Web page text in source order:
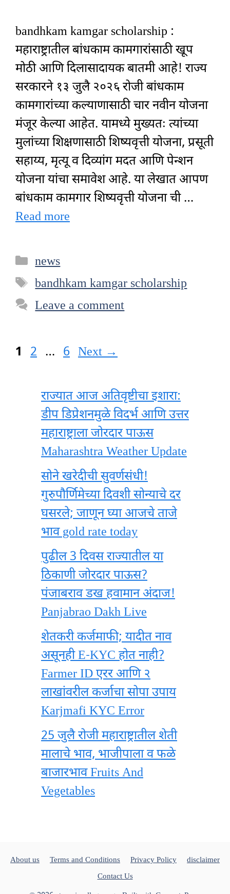
bandhkam kamgar scholarship :
महाराष्ट्रातील बांधकाम कामगारांसाठी खूप
मोठी आणि दिलासादायक बातमी आहे! राज्य
सरकारने १३ जुलै २०२६ रोजी बांधकाम
कामगारांच्या कल्याणासाठी चार नवीन योजना
मंजूर केल्या आहेत. यामध्ये मुख्यतः त्यांच्या
मुलांच्या शिक्षणासाठी शिष्यवृत्ती योजना, प्रसूती
सहाय्य, मृत्यू व दिव्यांग मदत आणि पेन्शन
योजना यांचा समावेश आहे. या लेखात आपण
बांधकाम कामगार शिष्यवृत्ती योजना ची …
Read more
Categories
news
Tags
bandhkam kamgar scholarship
Leave a comment
Page
1 Page
2 … Page
6 Next→
राज्यात आज अतिवृष्टीचा इशारा:
डीप डिप्रेशनमुळे विदर्भ आणि उत्तर
महाराष्ट्राला जोरदार पाऊस
Maharashtra Weather Update
सोने खरेदीची सुवर्णसंधी!
गुरुपौर्णिमेच्या दिवशी सोन्याचे दर
घसरले; जाणून घ्या आजचे ताजे
भाव gold rate today
पुढील 3 दिवस राज्यातील या
ठिकाणी जोरदार पाऊस?
पंजाबराव डख हवामान अंदाज!
Panjabrao Dakh Live
शेतकरी कर्जमाफी; यादीत नाव
असूनही E-KYC होत नाही?
Farmer ID एरर आणि २
लाखांवरील कर्जाचा सोपा उपाय
Karjmafi KYC Error
25 जुलै रोजी महाराष्ट्रातील शेती
मालाचे भाव, भाजीपाला व फळे
बाजारभाव Fruits And
Vegetables
About us Terms and Conditions Privacy Policy
disclaimer
Contact Us